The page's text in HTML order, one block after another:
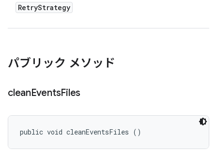
RetryStrategy
パブリック メソッド
cleanEventsFiles
public void cleanEventsFiles ()